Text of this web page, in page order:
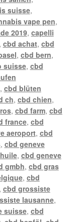
suisse,
vape pen,
2019, capelli
cbd achat, cbd
, cbd bern,
suisse, cbd
, cbd blüten
ch, cbd chien,
, cbd farm, cbd
france, cbd
aeroport, cbd
, cbd geneve
, cbd geneve
gmbh, cbd gras
, cbd
cbd grossiste
lausanne,
suisse, cbd